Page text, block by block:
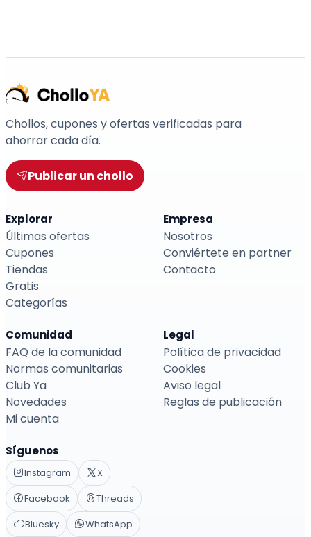
Chollos, cupones y ofertas verificadas para
ahorrar cada día.
Publicar un chollo
Explorar
Últimas ofertas
Cupones
Tiendas
Gratis
Categorías
Empresa
Nosotros
Conviértete en partner
Contacto
Comunidad
FAQ de la comunidad
Normas comunitarias
Club Ya
Novedades
Mi cuenta
Legal
Política de privacidad
Cookies
Aviso legal
Reglas de publicación
Síguenos
Instagram
X
Facebook
Threads
Bluesky
WhatsApp